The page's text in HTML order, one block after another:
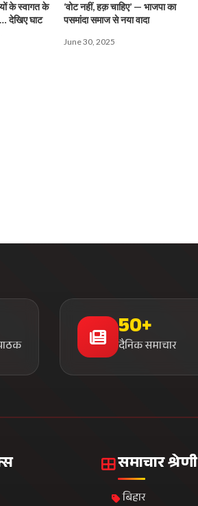
के स्वागत के
देखिए घाट
‘वोट नहीं, हक़ चाहिए’ — भाजपा का
पसमांदा समाज से नया वादा
June 30, 2025
50+
दैनिक समाचार
समाचार श्रेणी
बिहार